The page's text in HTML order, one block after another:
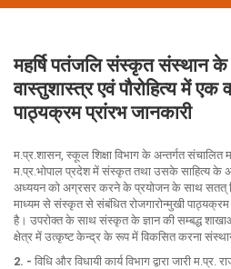
महर्षि पतंजलि संस्कृत संस्थान के
वास्तुशास्त्र एवं पौरोहित्य में एक
पाठ्यक्रम प्रांरभ जानकारी
म.प्र.शासन, स्कूल शिक्षा विभाग के अन्तर्गत संचालित
म.प्र.भोपाल प्रदेश में संस्कृत तथा उसके साहित्य के
अध्ययन को अग्रसर करने के प्रयोजन के साथ सतत्
माध्यम से संस्कृत से संबंधित रोजगारोन्मुखी पाठ्यक्रम
है। उपरोक्त के साथ संस्कृत के ज्ञान की सम्बद्ध
क्षेत्र में उत्कृष्ट केन्द्र के रूप में विकसित करना
2. - विधि और विधायी कार्य विभाग द्वारा जारी